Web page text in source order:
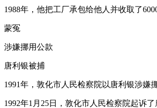
1988年，他把工厂承包给他人并收取了
蒙冤
涉嫌挪用公款
唐利银被捕
1991年，敦化市人民检察院以唐利银涉嫌
1992年1月25日，敦化市人民检察院起诉